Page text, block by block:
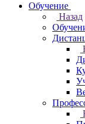
Обучение
Назад